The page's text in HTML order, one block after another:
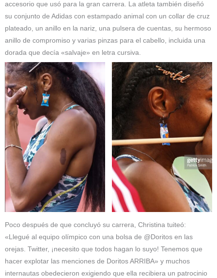
accesorio que usó para la gran carrera. La atleta también diseñó
su conjunto de Adidas con estampado animal con un collar de cruz
plateado, un anillo en la nariz, una pulsera de cuentas, su hermoso
anillo de compromiso y varias pinzas para el cabello, incluida una
dorada que decía «salvaje» en letra cursiva.
Poco después de que concluyó su carrera, Christina tuiteó:
«Llegué al equipo olímpico con una bolsa de @Doritos en las
orejas. Twitter, ¡necesito que todos hagan lo suyo! Tenemos que
hacer explotar las menciones de Doritos ARRIBA» y muchos
internautas obedecieron exigiendo que ella recibiera un patrocinio